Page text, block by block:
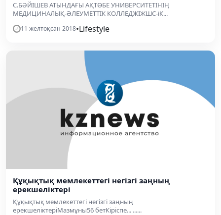
С.БӘЙІШЕВ АТЫНДАҒЫ АҚТӨБЕ УНИВЕРСИТЕТІНІҢ
МЕДИЦИНАЛЫҚ-ӘЛЕУМЕТТІК КОЛЛЕДЖІЖШС-іК...
11 желтоқсан 2018•Lifestyle
Құқықтық мемлекеттегі негізгі заңның
ерекшеліктері
Құқықтық мемлекеттегі негізгі заңның
ерекшеліктеріМазмұны56 бетКіріспе... ......